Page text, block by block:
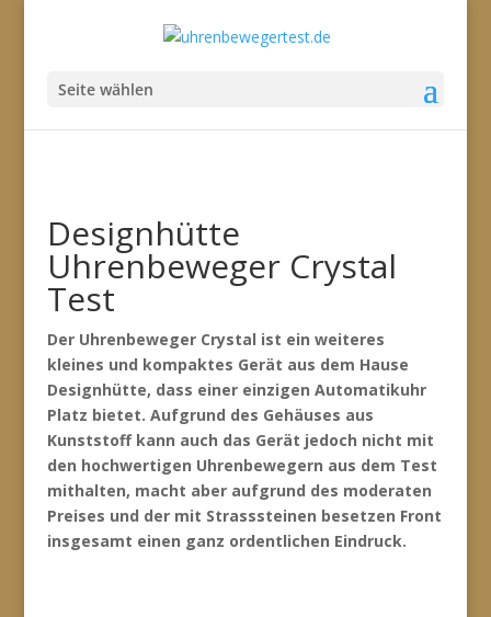
Seite wählen
Designhütte
Uhrenbeweger Crystal
Test
Der Uhrenbeweger Crystal ist ein weiteres
kleines und kompaktes Gerät aus dem Hause
Designhütte, dass einer einzigen Automatikuhr
Platz bietet. Aufgrund des Gehäuses aus
Kunststoff kann auch das Gerät jedoch nicht mit
den hochwertigen Uhrenbewegern aus dem Test
mithalten, macht aber aufgrund des moderaten
Preises und der mit Strasssteinen besetzen Front
insgesamt einen ganz ordentlichen Eindruck.